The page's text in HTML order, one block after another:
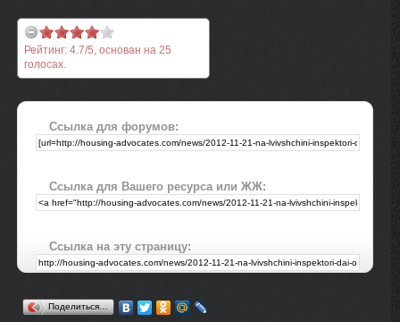
Рейтинг: 4.7/5, основан на 25
голосах.
Ссылка для форумов:
Ссылка для Вашего ресурса или ЖЖ:
Ссылка на эту страницу:
Поделиться…